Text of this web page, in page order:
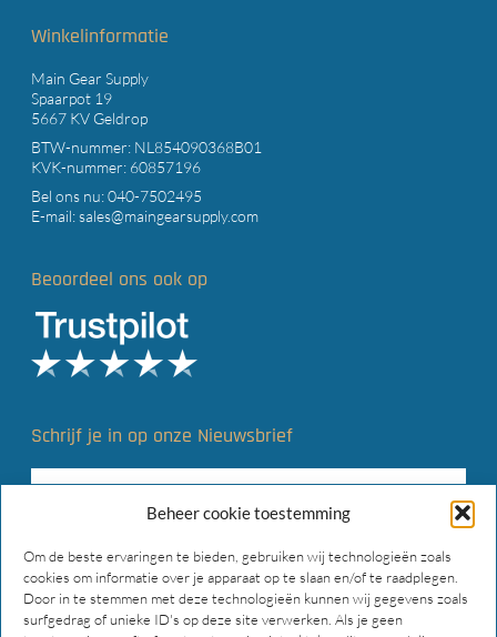
Beheer cookie toestemming
Om de beste ervaringen te bieden, gebruiken wij technologieën zoals
cookies om informatie over je apparaat op te slaan en/of te raadplegen.
Door in te stemmen met deze technologieën kunnen wij gegevens zoals
surfgedrag of unieke ID's op deze site verwerken. Als je geen
Winkelinformatie
Main Gear Supply
Spaarpot 19
5667 KV Geldrop
BTW-nummer: NL854090368B01
KVK-nummer: 60857196
Bel ons nu:040-7502495
E-mail:sales@maingearsupply.com
Beoordeel ons ook op
Schrijf je in op onze Nieuwsbrief